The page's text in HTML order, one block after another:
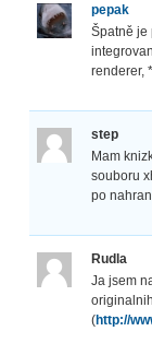
pepak
Špatně je
renderer,
step
Mam
souboru
po
Rudla
Ja jsem
(http://